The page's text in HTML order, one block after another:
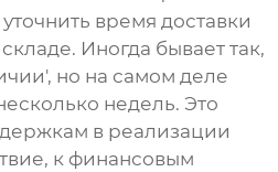
время доставки
Иногда бывает так,
но на самом деле
недель. Это
в реализации
к финансовым